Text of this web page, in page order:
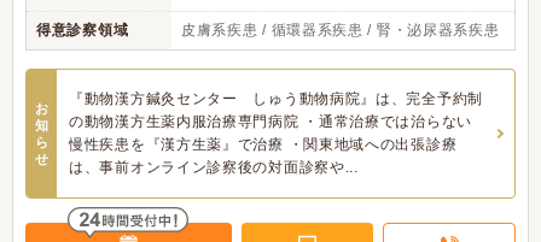
得意診察領域 皮膚系疾患 / 循環器系疾患 / 腎・泌尿器系疾患
お
知
ら
せ
『動物漢方鍼灸センター しゅう動物病院』は、完全予約制
の動物漢方生薬内服治療専門病院 ・通常治療では治らない
慢性疾患を『漢方生薬』で治療 ・関東地域への出張診療
は、事前オンライン診察後の対面診察や...